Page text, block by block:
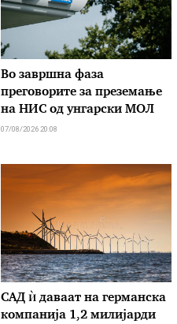
Во завршна фаза
преговорите за преземање
на НИС од унгарски МОЛ
07/08/2026 20:08
САД ѝ даваат на германска
компанија 1,2 милијарди